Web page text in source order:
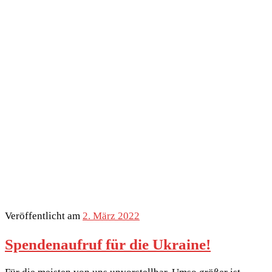
Veröffentlicht am 2. März 2022
Spendenaufruf für die Ukraine!